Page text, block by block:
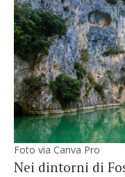
Foto via Canva Pro
Nei dintorni di